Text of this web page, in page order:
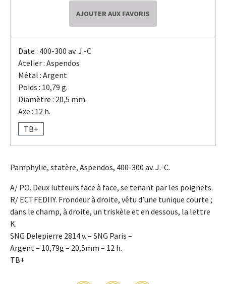
AJOUTER AUX FAVORIS
Date : 400-300 av. J.-C
Atelier : Aspendos
Métal : Argent
Poids : 10,79 g.
Diamètre : 20,5 mm.
Axe : 12 h.
TB+
Pamphylie, statère, Aspendos, 400-300 av. J.-C.
A/ PO. Deux lutteurs face à face, se tenant par les poignets.
R/ ECTFEDIIY. Frondeur à droite, vêtu d’une tunique courte ;
dans le champ, à droite, un triskèle et en dessous, la lettre
K.
SNG Delepierre 2814 v. – SNG Paris –
Argent – 10,79g – 20,5mm – 12 h.
TB+